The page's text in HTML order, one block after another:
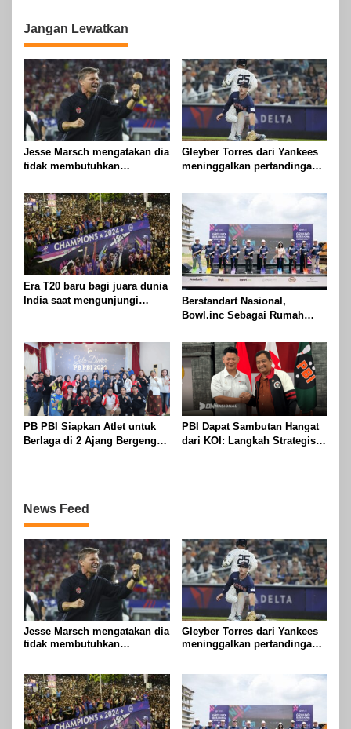
Jangan Lewatkan
Jesse Marsch mengatakan dia
tidak membutuhkan
untuk membuktikan
kemampuan kepelatihannya
Gleyber Torres dari Yankees
meninggalkan pertandingan
mengalami cedera pangkal
paha kanan
Era T20 baru bagi juara dunia
India saat mengunjungi
Berstandart Nasional,
Bowl.inc Sebagai Rumah
2024
PB PBI Siapkan Atlet untuk
Berlaga di 2 Ajang Bergengsi
PBI Dapat Sambutan Hangat
dari KOI: Langkah Strategis
News Feed
Jesse Marsch mengatakan dia
tidak membutuhkan
kemampuan kepelatihannya
Gleyber Torres dari Yankees
meninggalkan pertandingan